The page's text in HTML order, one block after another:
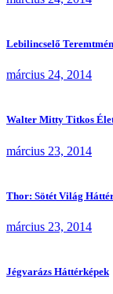
Lebilincselő
március 24, 2014
Walter Mitty Titkos
március 23, 2014
Thor: Sötét Világ
március 23, 2014
Jégvarázs Háttérképek